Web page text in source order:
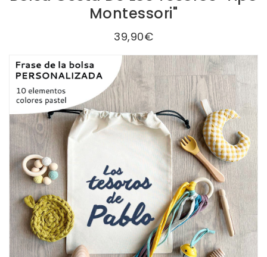
Montessori"
39,90€